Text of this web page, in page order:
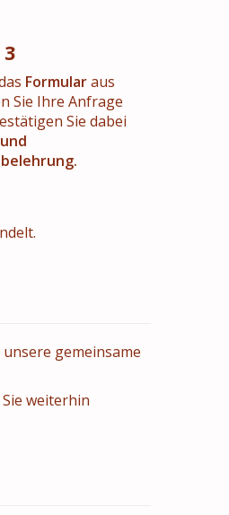
Formularaus
Sie Ihre Anfrage
Sie dabei
gemeinsame
weiterhin